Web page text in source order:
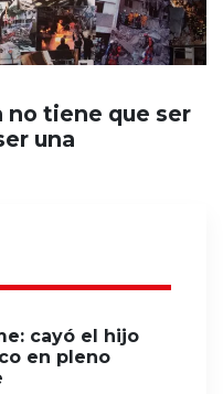
no tiene que ser
una
cayó el hijo
en pleno